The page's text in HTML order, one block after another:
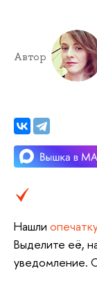
Автор
Нашли опечатку
Выделите её,
уведомление.